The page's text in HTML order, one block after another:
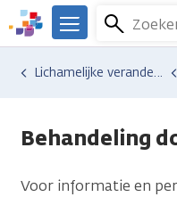
Overslaan
en
naar
We
er
Kanker.nl
Menu
Hulp en ondersteuning
Vind hulp bij kanker Lichamelijke veranderingen
Behandeling
Voor informatie en